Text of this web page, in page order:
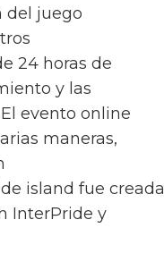
del juego
24 horas de
y las
evento online
maneras,
island fue creada
InterPride y